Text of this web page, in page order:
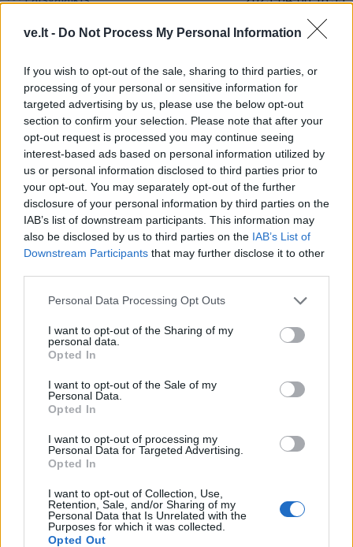
ve.lt - Do Not Process My Personal Information
If you wish to opt-out of the sale, sharing to third parties, or
processing of your personal or sensitive information for
targeted advertising by us, please use the below opt-out
section to confirm your selection. Please note that after your
opt-out request is processed you may continue seeing
interest-based ads based on personal information utilized by
us or personal information disclosed to third parties prior to
your opt-out. You may separately opt-out of the further
disclosure of your personal information by third parties on the
IAB’s list of downstream participants. This information may
also be disclosed by us to third parties on the IAB’s List of
Downstream Participants that may further disclose it to other
Personal Data Processing Opt Outs
I want to opt-out of the Sharing of my
personal data.
Opted In
I want to opt-out of the Sale of my
Personal Data.
Opted In
I want to opt-out of processing my
Personal Data for Targeted Advertising.
Opted In
I want to opt-out of Collection, Use,
Retention, Sale, and/or Sharing of my
Personal Data that Is Unrelated with the
Purposes for which it was collected.
Opted Out
Kokie drabužiai sendina, o kokie suteikia
Laisvalaikis 2022-12-20 11:34
Stilistė pataria: kaip stilingai atrodyti
šventiniu laikotarpiu, kalėdinėse
fotosesijose?